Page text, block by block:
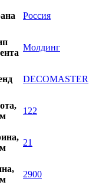
Россия
Молдинг
DECOMASTER
122
21
2900